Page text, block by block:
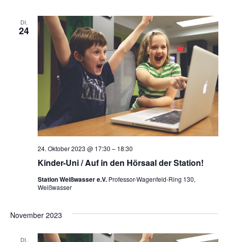
DI.
24
Kinder-Uni / Auf in den Hörsaal der Station!
24. Oktober 2023 @ 17:30 – 18:30
Station Weißwasser e.V. Professor-Wagenfeld-Ring 130,
Weißwasser
November 2023
DI.